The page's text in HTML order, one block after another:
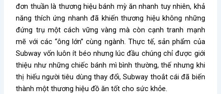
đơn thuần là thương hiệu bánh mỳ ăn nhanh tuy nhiên, khả
năng thích ứng nhanh đã khiến thương hiệu không những
đứng trụ một cách vững vàng mà còn cạnh tranh mạnh
mẽ với các “ông lớn” cùng ngành. Thực tế, sản phẩm của
Subway vốn luôn ít béo nhưng lúc đầu chúng chỉ được giới
thiệu như những chiếc bánh mì bình thường, thế nhưng khi
thị hiếu người tiêu dùng thay đổi, Subway thoắt cái đã biến
thành một thương hiệu đồ ăn tốt cho sức khỏe.